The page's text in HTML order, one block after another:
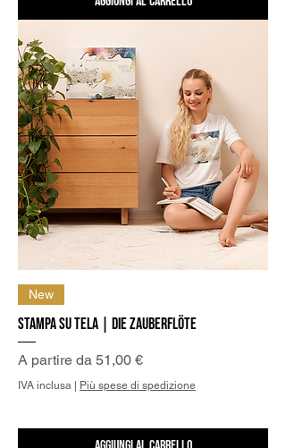
New
Stampa su tela | Die Zauberflöte
A partire da 51,00 €
Prezzo scontato
IVA inclusa | Più spese di spedizione